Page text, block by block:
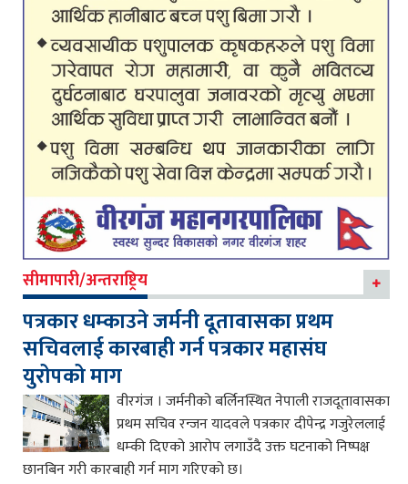
सीमापारी/अन्तराष्ट्रिय
पत्रकार धम्काउने जर्मनी दूतावासका प्रथम
सचिवलाई कारबाही गर्न पत्रकार महासंघ
युरोपको माग
वीरगंज । जर्मनीको बर्लिनस्थित नेपाली राजदूतावासका
प्रथम सचिव रन्जन यादवले पत्रकार दीपेन्द्र गजुरेललाई
धम्की दिएको आरोप लगाउँदै उक्त घटनाको निष्पक्ष
छानबिन गरी कारबाही गर्न माग गरिएको छ।